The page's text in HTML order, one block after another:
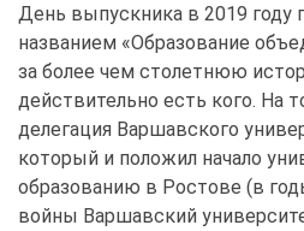
День выпускника в 2019 году
названием «Образование
за более чем столетнюю
действительно есть кого. На
делегация Варшавского
который и положил начало
образованию в Ростове (в
войны Варшавский